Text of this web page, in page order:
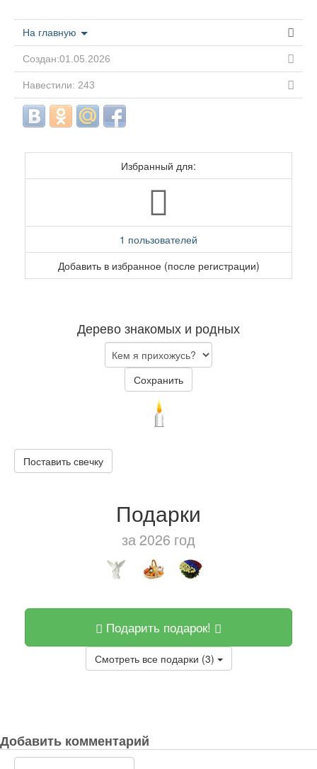
На главную
Создан:01.05.2026
Навестили: 243
Избранный для:
1 пользователей
Добавить в избранное (после регистрации)
Дерево знакомых и родных
Сохранить
Поставить свечку
Подарки
за 2026 год
Подарить подарок!
Смотреть все подарки (3)
Добавить комментарий